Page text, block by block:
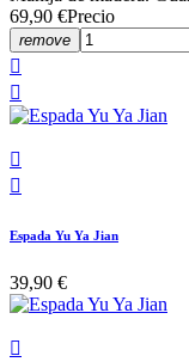
69,90 €Precio
remove




Espada Yu Ya Jian
39,90 €
